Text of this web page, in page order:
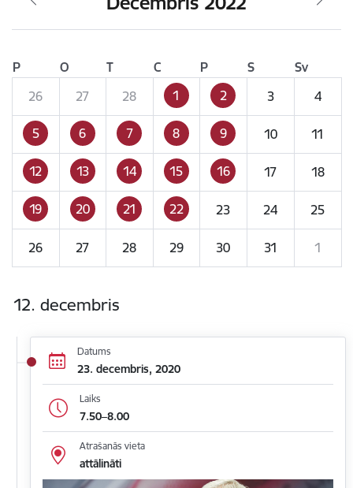
P O T C P S
Sv
26
27 28 1 2 3 4
5 6 7 8 9 10 11
12 13 14 15 16 17 18
19 20 21 22 23 24 25
26 27 28 29 30 31 1
12. decembris
Datums
23. decembris, 2020
Laiks
7.50–8.00
Atrašanās vieta
attālināti